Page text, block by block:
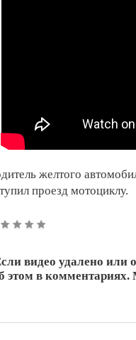
желтого
проезд мотоциклу.
видео удалено или
этом в комментариях.